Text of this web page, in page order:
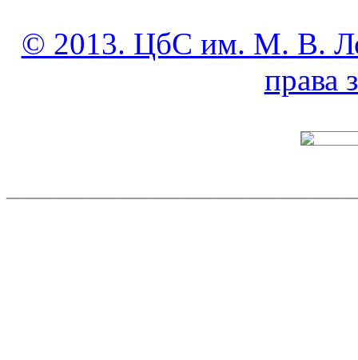
© 2013. ЦбС им. М. В.
права